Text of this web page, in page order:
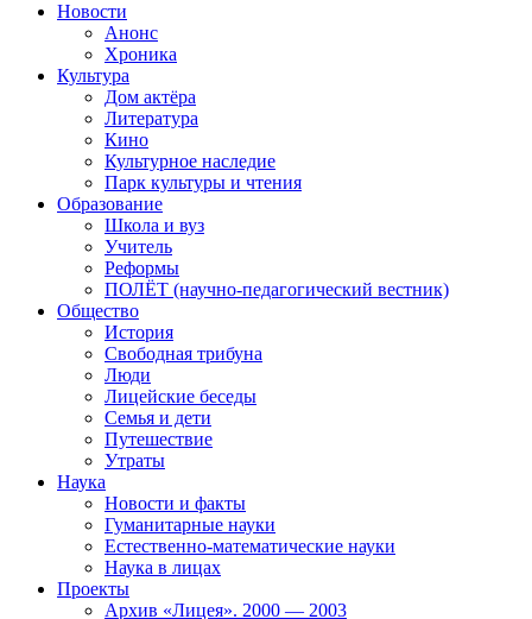
Новости
Анонс
Хроника
Культура
Дом актёра
Литература
Кино
Культурное наследие
Парк культуры и чтения
Образование
Школа и вуз
Учитель
Реформы
ПОЛЁТ (научно-педагогический вестник)
Общество
История
Свободная трибуна
Люди
Лицейские беседы
Семья и дети
Путешествие
Утраты
Наука
Новости и факты
Гуманитарные науки
Естественно-математические науки
Наука в лицах
Проекты
Архив «Лицея». 2000 — 2003